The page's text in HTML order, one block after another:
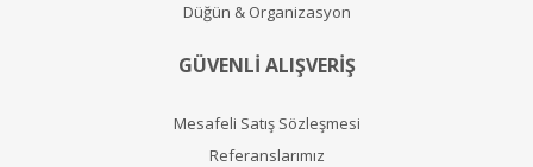
Düğün & Organizasyon
GÜVENLİ ALIŞVERİŞ
Mesafeli Satış Sözleşmesi
Referanslarımız